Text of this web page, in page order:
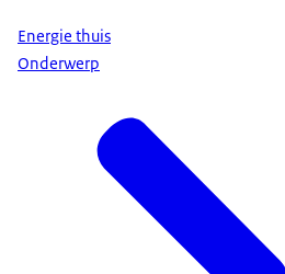
Energie thuis
Onderwerp